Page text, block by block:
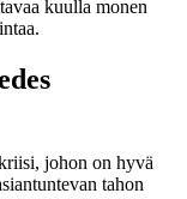
kuulla monen
johon on hyvä
tahon